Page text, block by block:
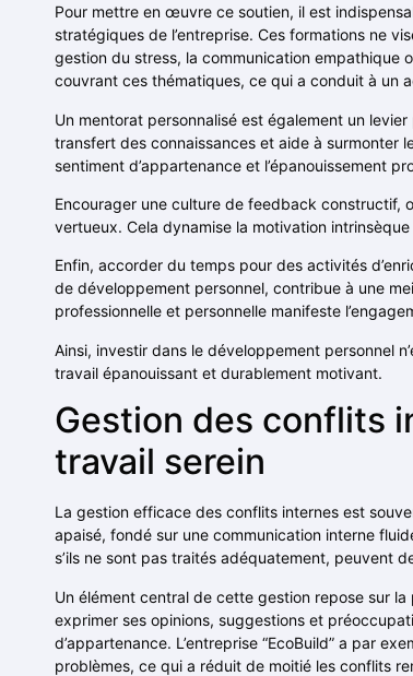
Pour mettre en œuvre ce soutien, il est
stratégiques de l’entreprise. Ces formations ne
gestion du stress, la communication empathique
couvrant ces thématiques, ce qui a conduit à un
Un mentorat personnalisé est également un
transfert des connaissances et aide à surmonter
sentiment d’appartenance et l’épanouissement
Encourager une culture de feedback constructif,
vertueux. Cela dynamise la motivation
Enfin, accorder du temps pour des activités
de développement personnel, contribue à une
professionnelle et personnelle manifeste
Ainsi, investir dans le développement personnel
travail épanouissant et durablement motivant.
Gestion des conflits
travail serein
La gestion efficace des conflits internes est
apaisé, fondé sur une communication interne
s’ils ne sont pas traités adéquatement, peuvent
Un élément central de cette gestion repose sur
exprimer ses opinions, suggestions et
d’appartenance. L’entreprise “EcoBuild” a par
problèmes, ce qui a réduit de moitié les conflits